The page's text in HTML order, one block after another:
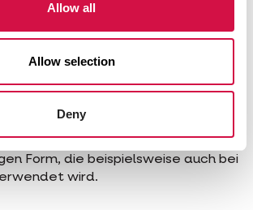
Allow all
Allow selection
Deny
Tauben!
anderer Marken, die
enthalten, bieten nicht die
wie die Plus-Mischungen.
erkennt man an ihrer
Form, die beispielsweise auch bei
wird.